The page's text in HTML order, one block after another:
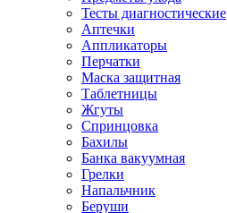
Тесты диагностические
Аптечки
Аппликаторы
Перчатки
Маска защитная
Таблетницы
Жгуты
Спринцовка
Бахилы
Банка вакуумная
Грелки
Напальчник
Беруши